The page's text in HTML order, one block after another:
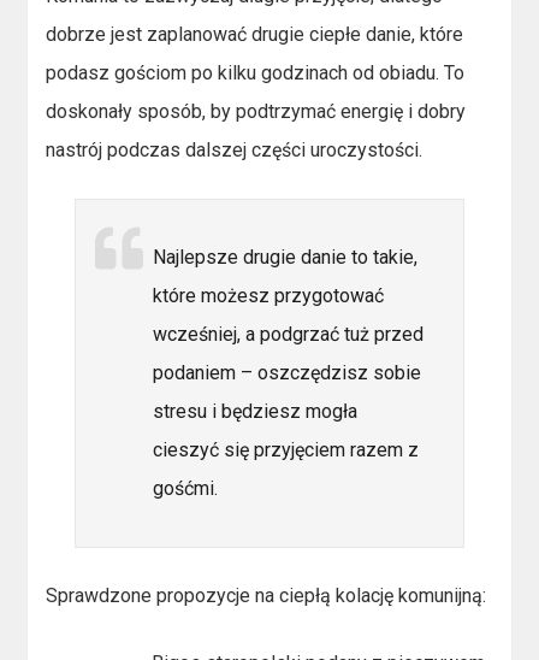
dobrze jest zaplanować drugie ciepłe danie, które
podasz gościom po kilku godzinach od obiadu. To
doskonały sposób, by podtrzymać energię i dobry
nastrój podczas dalszej części uroczystości.
Najlepsze drugie danie to takie,
które możesz przygotować
wcześniej, a podgrzać tuż przed
podaniem – oszczędzisz sobie
stresu i będziesz mogła
cieszyć się przyjęciem razem z
gośćmi.
Sprawdzone propozycje na ciepłą kolację komunijną: